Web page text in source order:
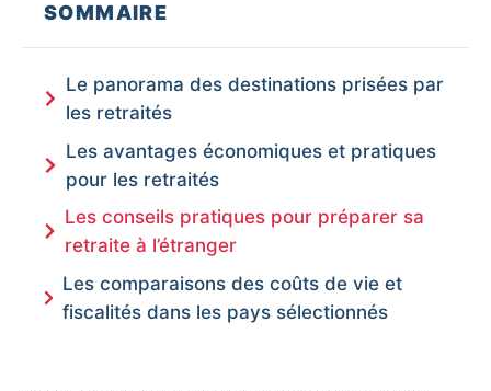
SOMMAIRE
Le panorama des destinations prisées par
les retraités
Les avantages économiques et pratiques
pour les retraités
Les conseils pratiques pour préparer sa
retraite à l’étranger
Les comparaisons des coûts de vie et
fiscalités dans les pays sélectionnés